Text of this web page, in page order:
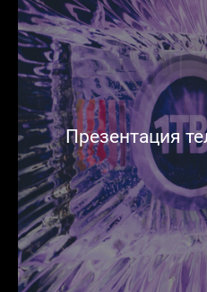
Презентация